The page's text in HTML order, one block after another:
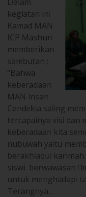
Kamad MAN
ICP Mashuri
memberikan
sambutan ;
“Bahwa
keberadaan
MAN Insan
Cendekia saling
tercapainya visi dan
keberadaan kita
nubuwah yaitu
berakhlaqul
siswi berwawasan
untuk menghadapi
Terangnya…
Badrul Kamal